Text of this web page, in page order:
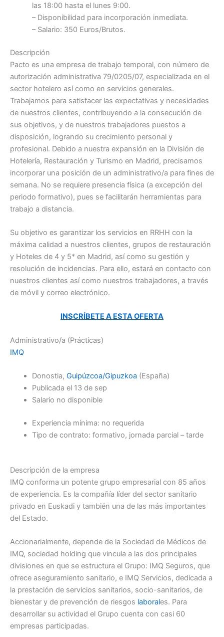
las 18:00 hasta el lunes 9:00.
– Disponibilidad para incorporación inmediata.
– Salario: 350 Euros/Brutos.
Descripción
Pacto es una empresa de trabajo temporal, con número de
autorización administrativa 79/0205/07, especializada en el
sector hotelero así como en servicios generales.
Trabajamos para satisfacer las expectativas y necesidades
de nuestros clientes, contribuyendo a la consecución de
sus objetivos, y de nuestros trabajadores puestos a
disposición, logrando su crecimiento personal y
profesional. Debido a nuestra expansión en la División de
Hotelería, Restauración y Turismo en Madrid, precisamos
incorporar una posición de un administrativo/a para fines de
semana. No se requiere presencia física (a excepción del
periodo formativo), pues se facilitarán herramientas para
trabajo a distancia.
Su objetivo es garantizar los servicios en RRHH con la
máxima calidad a nuestros clientes, grupos de restauración
y Hoteles de 4 y 5* en Madrid, así como su gestión y
resolución de incidencias. Para ello, estará en contacto con
nuestros clientes así como nuestros trabajadores, a través
de móvil y correo electrónico.
INSCRÍBETE A ESTA OFERTA
Administrativo/a (Prácticas)
IMQ
Donostia, Guipúzcoa/Gipuzkoa (España)
Publicada el 13 de sep
Salario no disponible
Experiencia mínima: no requerida
Tipo de contrato: formativo, jornada parcial – tarde
Descripción de la empresa
IMQ conforma un potente grupo empresarial con 85 años
de experiencia. Es la compañía líder del sector sanitario
privado en Euskadi y también una de las más importantes
del Estado.
Accionarialmente, depende de la Sociedad de Médicos de
IMQ, sociedad holding que vincula a las dos principales
divisiones en que se estructura el Grupo: IMQ Seguros, que
ofrece aseguramiento sanitario, e IMQ Servicios, dedicada a
la prestación de servicios sanitarios, socio-sanitarios, de
bienestar y de prevención de riesgos laborales. Para
desarrollar su actividad el Grupo cuenta con casi 60
empresas participadas.